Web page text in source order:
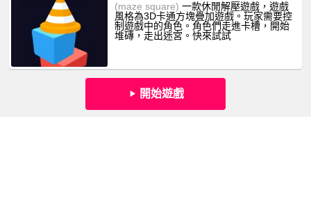
(maze square) 一款休閒解壓遊戲，遊戲
風格為3D卡通方塊疊加遊戲。玩家需要控
制遊戲中的角色。角色們走進卡槽，開始
堆磚，走出迷宮。快來試試
開始遊戲